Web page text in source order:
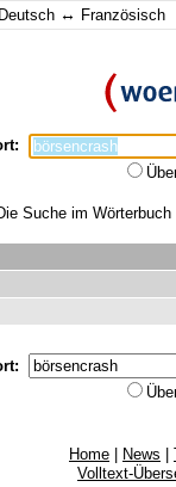
Deutsch ↔ Französisch
Suche im
Home News
Volltext-